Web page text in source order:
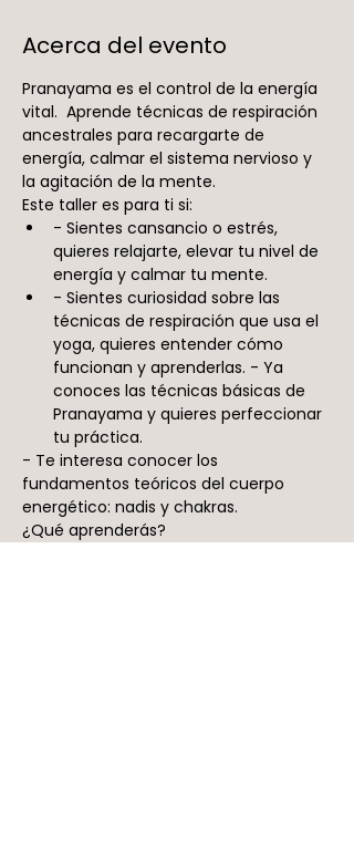
Acerca del evento
Pranayama es el control de la energía
vital.  Aprende técnicas de respiración
ancestrales para recargarte de
energía, calmar el sistema nervioso y
la agitación de la mente.
Este taller es para ti si:
- Sientes cansancio o estrés,
quieres relajarte, elevar tu nivel de
energía y calmar tu mente.
- Sientes curiosidad sobre las
técnicas de respiración que usa el
yoga, quieres entender cómo
funcionan y aprenderlas. - Ya
conoces las técnicas básicas de
Pranayama y quieres perfeccionar
tu práctica.
- Te interesa conocer los
fundamentos teóricos del cuerpo
energético: nadis y chakras.
¿Qué aprenderás?